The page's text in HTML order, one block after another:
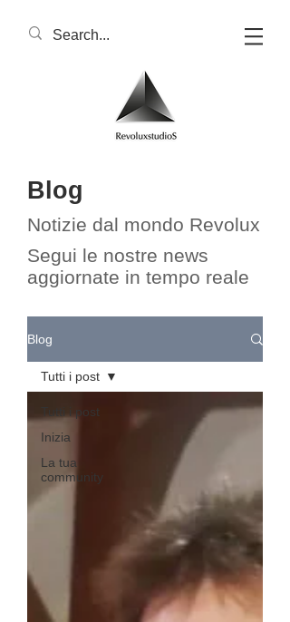
Blog
Notizie dal mondo Revolux​​
Segui le nostre news
aggiornate in tempo reale
Blog
Tutti i post
Inizia
La tua
community
Tutti i post